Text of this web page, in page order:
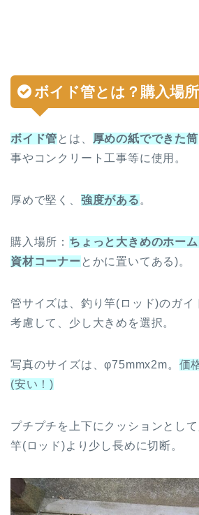
ボイド管とは？購入場所
ボイド管 とは、 厚めの紙でできた筒
事やコンクリート工事等に使用。
厚めで堅く、 強度がある 。
購入場所： ちょっと大きめのホー
資材コーナー とかに置いてある)。
管サイズは、釣り竿(ロッド)のガイ
考慮して、少し大きめを選択。
写真のサイズは、φ75mmx2m。 価
(安い！)
プチプチを上下にクッションとし
竿(ロッド)より少し長めに切断。